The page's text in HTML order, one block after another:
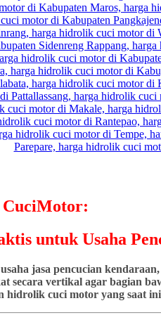
untuk Usaha
jasa pencucian
secara vertikal agar bagian
hidrolik cuci motor yang saat